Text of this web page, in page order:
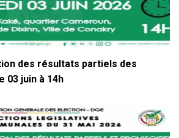
des résultats partiels des
03 juin à 14h